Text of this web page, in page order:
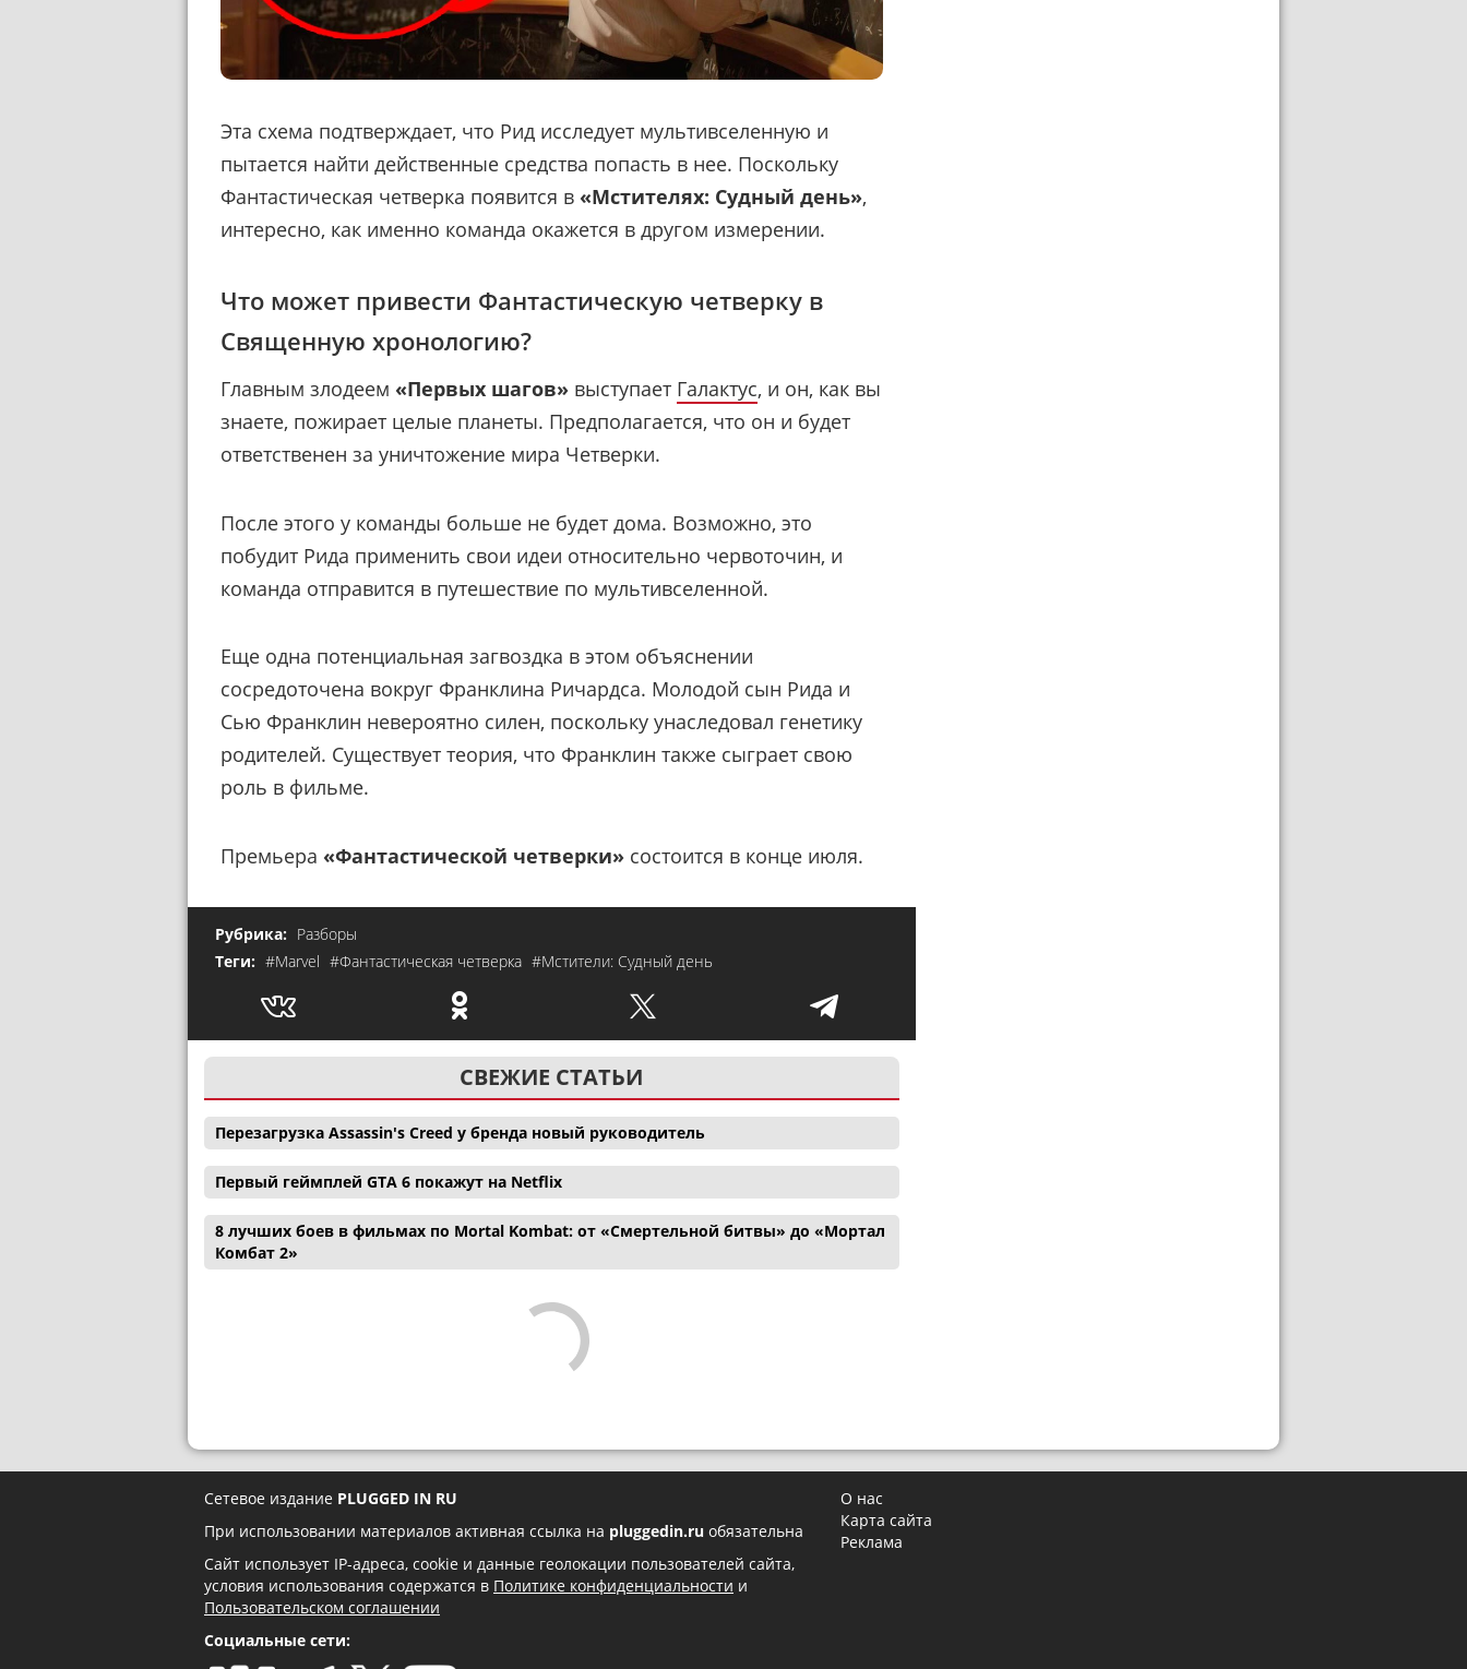
Эта схема подтверждает, что Рид исследует мультивселенную и
пытается найти действенные средства попасть в нее. Поскольку
Фантастическая четверка появится в «Мстителях: Судный день»,
интересно, как именно команда окажется в другом измерении.
Что может привести Фантастическую четверку в
Священную хронологию?
Главным злодеем «Первых шагов» выступает Галактус, и он, как вы
знаете, пожирает целые планеты. Предполагается, что он и будет
ответственен за уничтожение мира Четверки.
После этого у команды больше не будет дома. Возможно, это
побудит Рида применить свои идеи относительно червоточин, и
команда отправится в путешествие по мультивселенной.
Еще одна потенциальная загвоздка в этом объяснении
сосредоточена вокруг Франклина Ричардса. Молодой сын Рида и
Сью Франклин невероятно силен, поскольку унаследовал генетику
родителей. Существует теория, что Франклин также сыграет свою
роль в фильме.
Премьера «Фантастической четверки» состоится в конце июля.
Рубрика: Разборы
Теги: #Marvel #Фантастическая четверка #Мстители: Судный день
СВЕЖИЕ СТАТЬИ
Перезагрузка Assassin's Creed у бренда новый руководитель
Первый геймплей GTA 6 покажут на Netflix
8 лучших боев в фильмах по Mortal Kombat: от «Смертельной битвы» до «Мортал
Комбат 2»
Сетевое издание PLUGGED IN RU
При использовании материалов активная ссылка на pluggedin.ru обязательна
Сайт использует IP-адреса, cookie и данные геолокации пользователей сайта,
условия использования содержатся в Политике конфиденциальности и
Пользовательском соглашении
Социальные сети:
О нас
Карта сайта
Реклама